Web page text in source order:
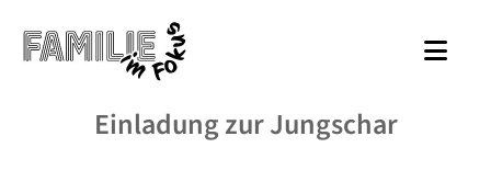
Einladung zur Jungschar